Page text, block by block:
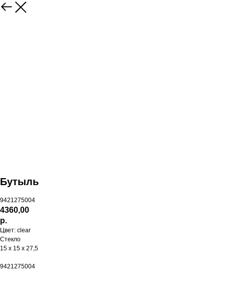
Бутыль
9421275004
4360,00
р.
Цвет: clear
Стекло
15 х 15 х 27,5
9421275004